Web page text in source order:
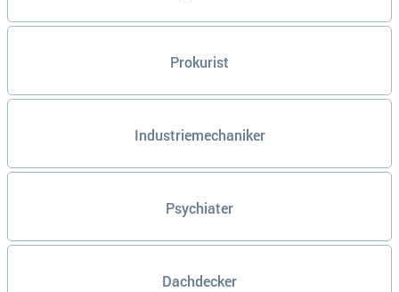
Prokurist
Industriemechaniker
Psychiater
Dachdecker